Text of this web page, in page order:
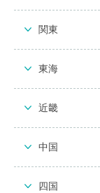
関東
東海
近畿
中国
四国